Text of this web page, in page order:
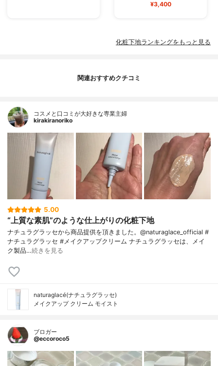
¥3,400
化粧下地ランキングをもっと見る
関連おすすめクチコミ
コスメと口コミが大好きな専業主婦
kirakiranoriko
5.00
“上質な素肌”のような仕上がりの化粧下地
ナチュラグラッセから商品提供を頂きました。@naturaglace_official #
ナチュラグラッセ #メイクアップクリーム ナチュラグラッセは、メイ
ク製品…続きを見る
naturaglacé(ナチュラグラッセ)
メイクアップ クリーム モイスト
ブロガー
@eccoroco5